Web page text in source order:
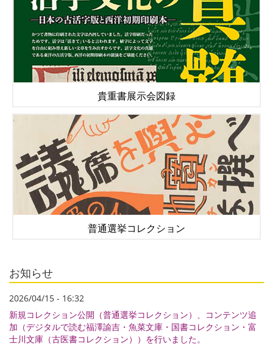
貴重書展示会図録
普通選挙コレクション
お知らせ
2026/04/15 - 16:32
新規コレクション公開（普通選挙コレクション）、コンテンツ追
加（デジタルで読む福澤諭吉・魚菜文庫・国書コレクション・富
士川文庫（古医書コレクション））を行いました。